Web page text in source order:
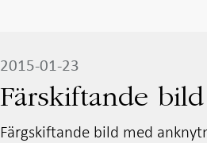
2015-01-23
Färskiftande
Färgskiftande bild med